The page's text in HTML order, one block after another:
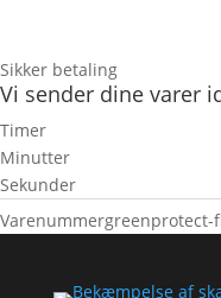
Sikker betaling
Vi sender dine varer
Timer
Minutter
Sekunder
Varenummergreenprotect-